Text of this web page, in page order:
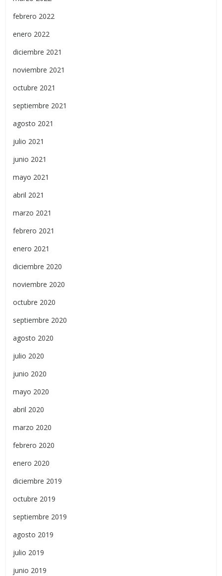
febrero 2022
enero 2022
diciembre 2021
noviembre 2021
octubre 2021
septiembre 2021
agosto 2021
julio 2021
junio 2021
mayo 2021
abril 2021
marzo 2021
febrero 2021
enero 2021
diciembre 2020
noviembre 2020
octubre 2020
septiembre 2020
agosto 2020
julio 2020
junio 2020
mayo 2020
abril 2020
marzo 2020
febrero 2020
enero 2020
diciembre 2019
octubre 2019
septiembre 2019
agosto 2019
julio 2019
junio 2019